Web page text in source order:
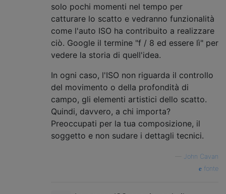
solo pochi momenti nel tempo per
catturare lo scatto e vedranno funzionalità
come l'auto ISO ha contribuito a realizzare
ciò. Google il termine "f / 8 ed essere lì" per
vedere la storia di quell'idea.
In ogni caso, l'ISO non riguarda il controllo
del movimento o della profondità di
campo, gli elementi artistici dello scatto.
Quindi, davvero, a chi importa?
Preoccupati per la tua composizione, il
soggetto e non sudare i dettagli tecnici.
John Cavan
fonte